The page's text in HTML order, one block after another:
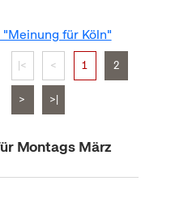
für Köln"
|< < 1 2
> >|
Montags März